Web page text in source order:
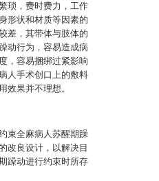
琐，费时费力，工作
形状和材质等因素的
差，其带体与肢体的
动行为，容易造成病
，容易捆绑过紧影响
人手术创口上的敷料
效果并不理想。
束全麻病人苏醒期躁
改良设计，以解决目
躁动进行约束时所存